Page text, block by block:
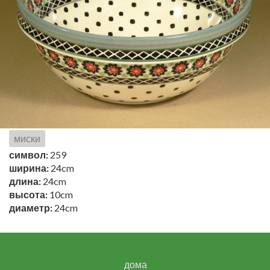
миски
символ: 259
ширина: 24cm
длина: 24cm
высота: 10cm
диаметр: 24cm
дома